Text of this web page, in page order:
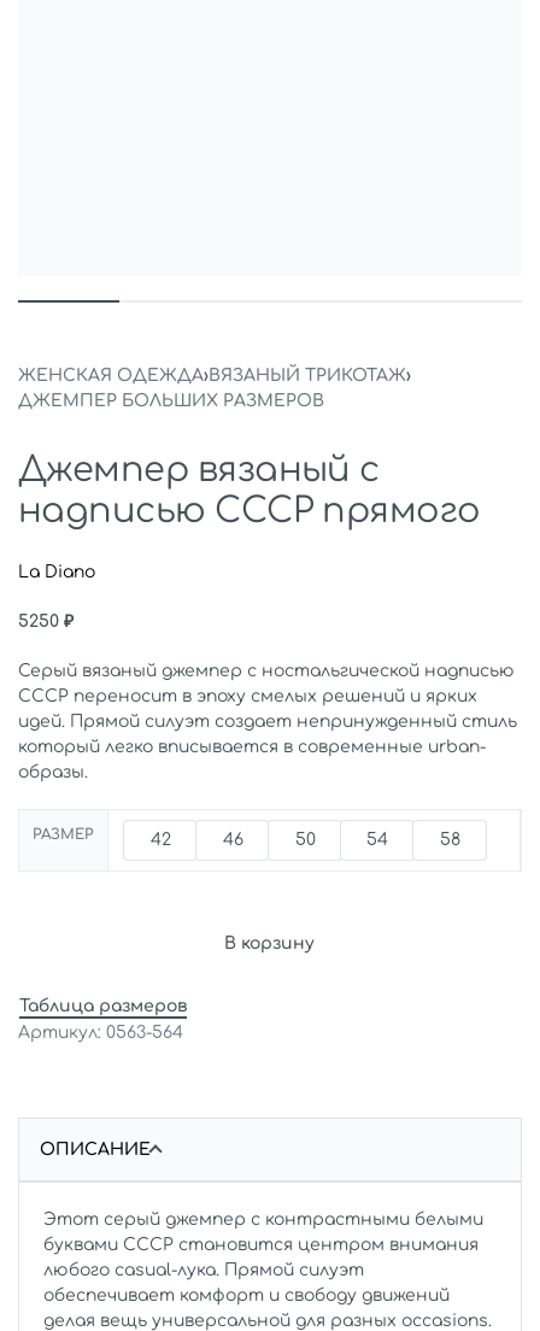
ЖЕНСКАЯ ОДЕЖДА›ВЯЗАНЫЙ ТРИКОТАЖ›
ДЖЕМПЕР БОЛЬШИХ РАЗМЕРОВ
Джемпер вязаный с
надписью СССР прямого
La Diano
5250 ₽
Серый вязаный джемпер с ностальгической надписью
СССР переносит в эпоху смелых решений и ярких
идей. Прямой силуэт создает непринужденный стиль
который легко вписывается в современные urban-
образы.
РАЗМЕР 42 46 50 54 58
В корзину
Таблица размеров
0563-564
ОПИСАНИЕ
Этот серый джемпер с контрастными белыми
буквами СССР становится центром внимания
любого casual-лука. Прямой силуэт
обеспечивает комфорт и свободу движений
делая вещь универсальной для разных occasions.